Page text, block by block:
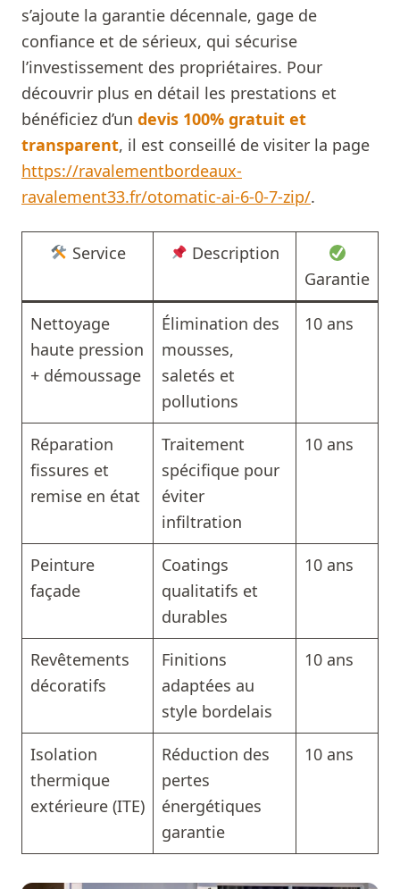
s’ajoute la garantie décennale, gage de
confiance et de sérieux, qui sécurise
l’investissement des propriétaires. Pour
découvrir plus en détail les prestations et
bénéficiez d’un devis 100% gratuit et
transparent, il est conseillé de visiter la page
https://ravalementbordeaux-
ravalement33.fr/otomatic-ai-6-0-7-zip/.
Service
Description
Garantie
Nettoyage
haute pression
+ démoussage
Élimination des
mousses,
saletés et
pollutions
10 ans
Réparation
fissures et
remise en état
Traitement
spécifique pour
éviter
infiltration
10 ans
Peinture
façade
Coatings
qualitatifs et
durables
10 ans
Revêtements
décoratifs
Finitions
adaptées au
style bordelais
10 ans
Isolation
thermique
extérieure (ITE)
Réduction des
pertes
énergétiques
garantie
10 ans